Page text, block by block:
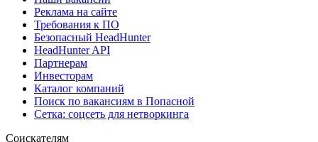
Реклама на сайте
Требования к ПО
Безопасный HeadHunter
HeadHunter API
Партнерам
Инвесторам
Каталог компаний
Поиск по вакансиям в Попасной
Сетка: соцсеть для нетворкинга
Соискателям